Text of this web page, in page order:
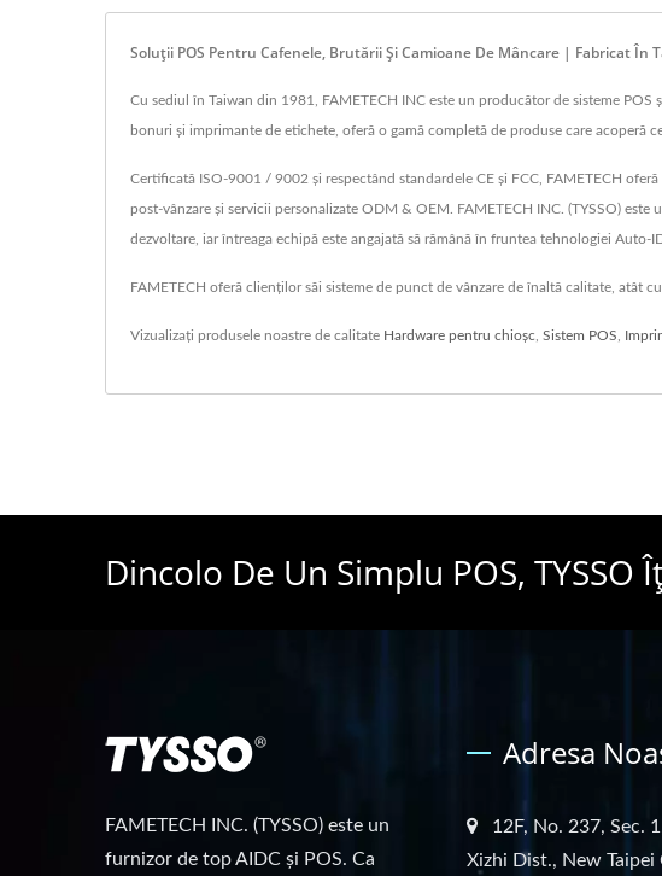
Soluții POS Pentru Cafenele, Brutării Și Camioane De Mâncare | Fabricat În
Cu sediul în Taiwan din 1981, FAMETECH INC este un producător de sisteme
bonuri și imprimante de etichete, oferă o gamă completă de produse care acoperă
Certificată ISO-9001 / 9002 și respectând standardele CE și FCC, FAMETECH
post-vânzare și servicii personalizate ODM & OEM. FAMETECH INC. (TYSSO)
dezvoltare, iar întreaga echipă este angajată să rămână în fruntea tehnologiei Auto-
FAMETECH oferă clienților săi sisteme de punct de vânzare de înaltă calitate, atât
Vizualizați produsele noastre de calitate Hardware pentru chioșc Sistem POS
Dincolo De Un Simplu POS,
FAMETECH INC. (TYSSO) este un
furnizor de top AIDC și POS. Ca
Adresa
12F, No. 237, Sec.
Xizhi Dist., New Taipei